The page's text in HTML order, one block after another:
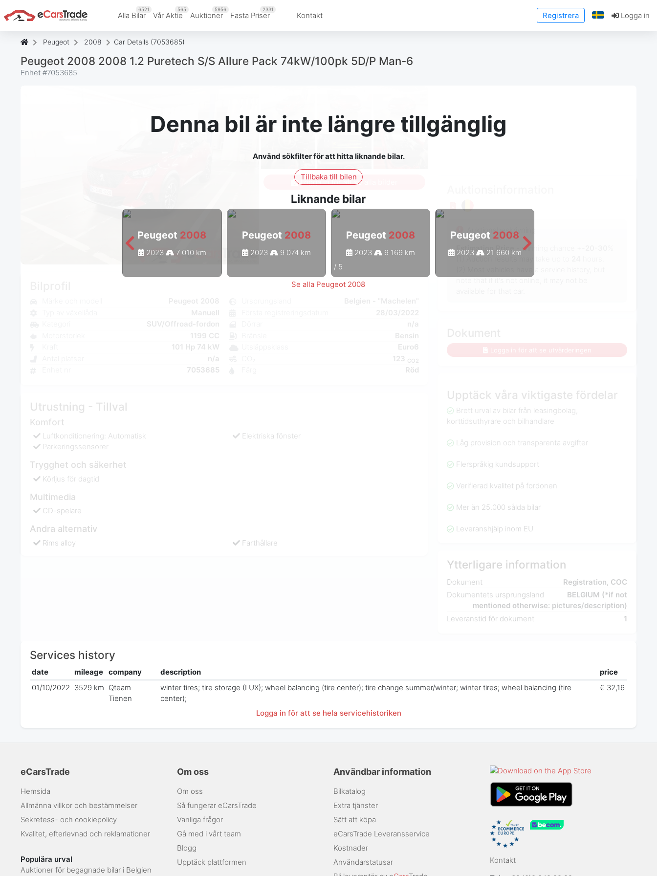
Alla Bilar
6521
Vår Aktie
565
Auktioner
5956
Fasta Priser
2331
Kontakt Registrera Logga in
Peugeot 2008 Car Details (7053685)
Peugeot 2008 2008 1.2 Puretech S/S Allure Pack 74kW/100pk 5D/P Man-6
Enhet #7053685
Denna bil är inte längre tillgänglig
Använd sökfilter för att hitta liknande bilar.
Tillbaka till bilen
Liknande bilar
Peugeot 2008
2023 7 010 km
Peugeot 2008
2023 9 074 km
Peugeot 2008
2023 9 169 km
Peugeot 2008
2023 21 660 km
/ 5
Se alla Peugeot 2008
Auktionsbeskrivning
Estimation Price
- winning chance +-
Logga in för att se utvärderingen
Upptäck våra viktigaste fördelar
Brett urval av bilar från leasingbolag,
korttidsuthyrare och bilhandlare
Låg provision och transparenta avgifter
Flerspråkig kundsupport
Verifierad kvalitet på fordonen
Mer än 25.000 sålda bilar
Leveranshjälp inom EU
Ytterligare information
Dokument
Registration, COC
Dokumentets ursprungsland
BELGIUM (*if not
mentioned otherwise: pictures/description)
Leveranstid för dokument
1
Logga in för att se alla bilder
SUV/Offroad-fordon
1199 CC
101 Hp 74 kW
n/a
7053685
n/a
Bensin
Euro6
123 CO2
Röd
Utrustning - Tillval
Komfort
Luftkonditionering: Automatisk
Elektriska fönster
Parkeringssensorer
Trygghet och säkerhet
Körljus för dagtid
Multimedia
CD-spelare
Andra alternativ
Rims alloy Farthållare
Services history
date mileage company description
price
01/10/2022 3529 km Qteam
Tienen
winter tires; tire storage (LUX); wheel balancing (tire center); tire change summer/winter; winter tires; wheel balancing (tire
center);
€ 32,16
Logga in för att se hela servicehistoriken
eCarsTrade
Hemsida
Allmänna villkor och bestämmelser
Sekretess- och cookiepolicy
Kvalitet, efterlevnad och reklamationer
Populära urval
Auktioner för begagnade bilar i Belgien
Om oss
Om oss
Så fungerar eCarsTrade
Vanliga frågor
Gå med i vårt team
Blogg
Upptäck plattformen
Användbar information
Bilkatalog
Extra tjänster
Sätt att köpa
eCarsTrade Leveransservice
Kostnader
Användarstatusar
Kontakt